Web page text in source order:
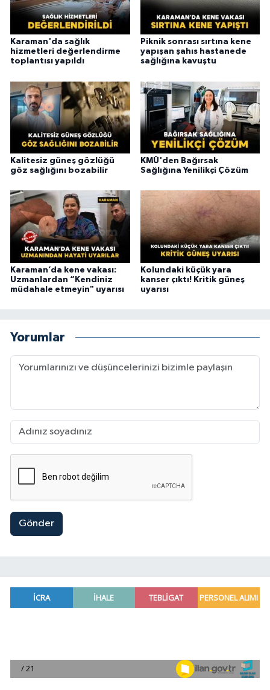
Karaman'da sağlık
hizmetleri değerlendirme
toplantısı yapıldı
Piknik sonrası sırtına kene
yapışan şahıs hastanede
sağlığına kavuştu
Kalitesiz güneş gözlüğü
göz sağlığını bozabilir
KMÜ'den Bağırsak
Sağlığına Yenilikçi Çözüm
Karaman’da kene vakası:
Uzmanlardan “Kendiniz
müdahale etmeyin" uyarısı
Kolundaki küçük yara
kanser çıktı! Kritik güneş
uyarısı
Yorumlar
Gönder